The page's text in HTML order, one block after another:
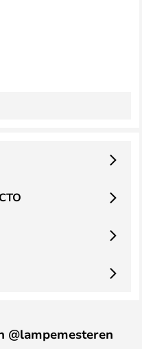
@lampemesteren